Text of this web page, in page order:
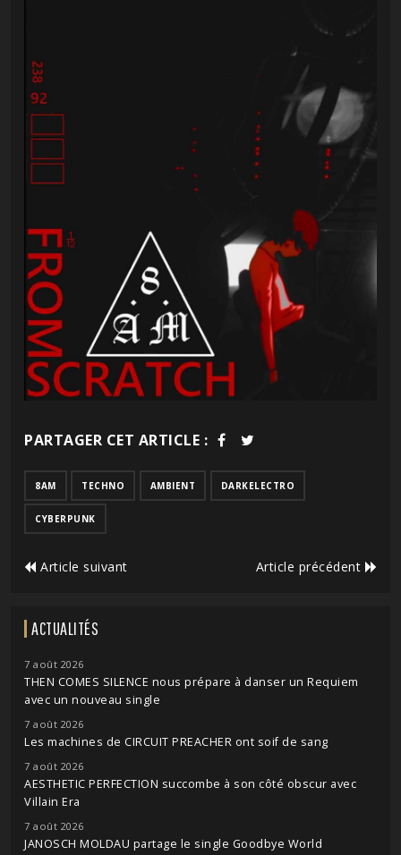
PARTAGER CET ARTICLE :
8AM TECHNO AMBIENT DARKELECTRO
CYBERPUNK
Article suivant Article précédent
ACTUALITÉS
7 août 2026
THEN COMES SILENCE nous prépare à danser un Requiem
avec un nouveau single
7 août 2026
Les machines de CIRCUIT PREACHER ont soif de sang
7 août 2026
AESTHETIC PERFECTION succombe à son côté obscur avec
Villain Era
7 août 2026
JANOSCH MOLDAU partage le single Goodbye World